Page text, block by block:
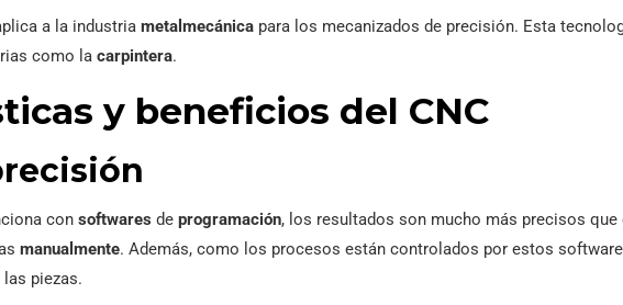
a la industria metalmecánica para los mecanizados de precisión. Esta
como la carpintera.
y beneficios del CNC
con softwares de programación, los resultados son mucho más precisos
manualmente. Además, como los procesos están controlados por estos
piezas.